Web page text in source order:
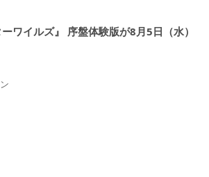
ーワイルズ』 序盤体験版が8月5日（水）